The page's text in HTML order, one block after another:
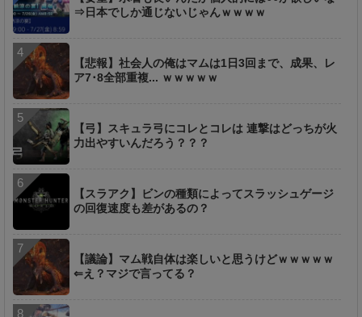
⇒日本でしか通じないじゃんｗｗｗｗ
【悲報】社会人の俺はマムは1日3回まで、成果、レ
ア7･8全部重複... ｗｗｗｗｗ
【弓】スキュラ弓にコレとコレは 連撃はどっちが火
力出やすいんだろう？？？
【スラアク】ビンの種類によってスラッシュゲージ
の回復速度も差があるの？
【議論】マム戦自体は楽しいと思うけどｗｗｗｗｗ
⇐え？マジで言ってる？